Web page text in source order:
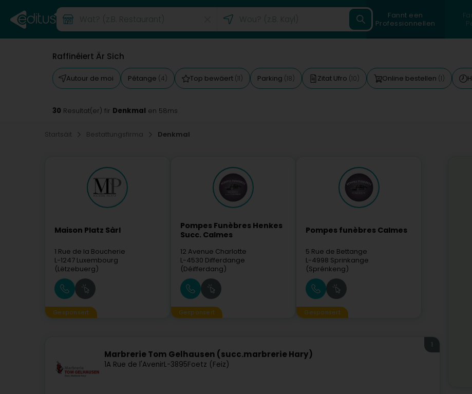
Fannt een
Professionnellen
Raffinéiert Är Sich
Autour de moi Pétange (4) Top bewäert (11) Parking (18) Zitat Ufro (10) Online bestellen (1)
30 Resultat(er) fir Denkmal en 58ms
Startsäit Bestattungsfirma Denkmal
Maison Platz Sàrl
1 Rue de la Boucherie
L-1247 Luxembourg
(Lëtzebuerg)
Gesponsert
Pompes Funèbres Henkes
Succ. Calmes
12 Avenue Charlotte
L-4530 Differdange
(Déifferdang)
Gesponsert
Pompes funèbres Calmes
5 Rue de Bettange
L-4998 Sprinkange
(Sprénkeng)
Gesponsert
Marbrerie Tom Gelhausen (succ.marbrerie Hary)
1A Rue de l'AvenirL-3895Foetz (Feiz)
1